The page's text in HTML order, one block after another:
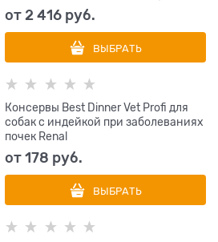
от2 416 руб.
ВЫБРАТЬ
Консервы Best Dinner Vet Profi для
собак с индейкой при заболеваниях
почек Renal
от178 руб.
ВЫБРАТЬ